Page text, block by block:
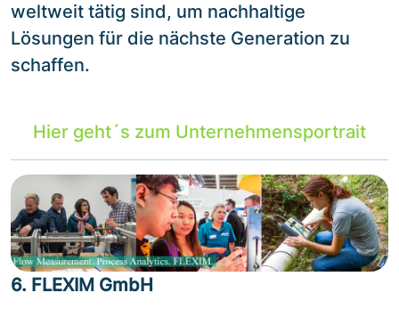
weltweit tätig sind, um nachhaltige
Lösungen für die nächste Generation zu
schaffen.
Hier geht´s zum Unternehmensportrait
6. FLEXIM GmbH